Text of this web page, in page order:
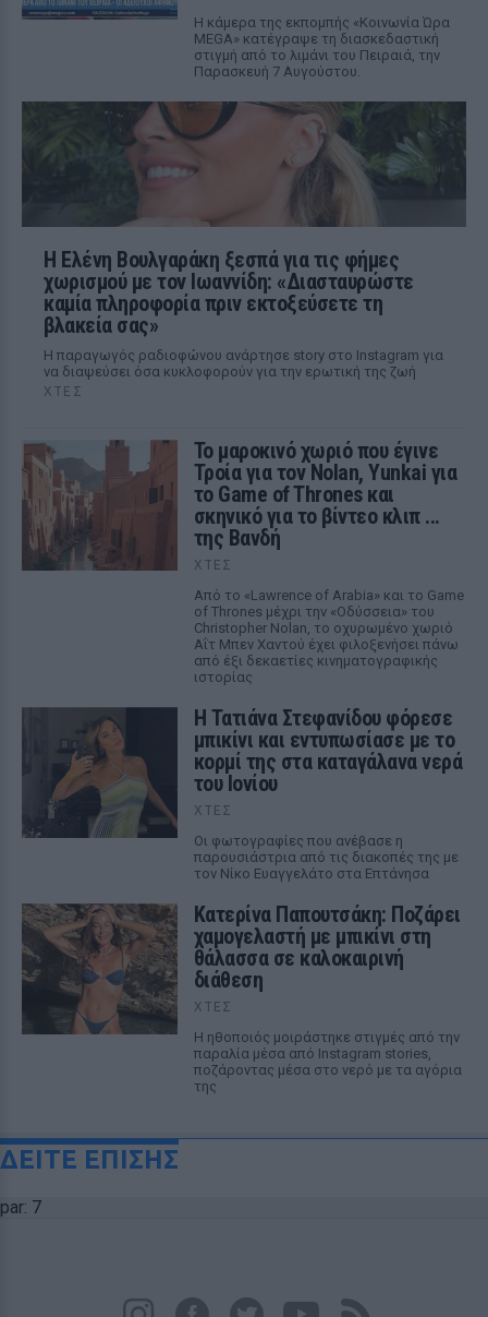
Η κάμερα της εκπομπής «Κοινωνία Ώρα
MEGA» κατέγραψε τη διασκεδαστική
στιγμή από το λιμάνι του Πειραιά, την
Παρασκευή 7 Αυγούστου.
Η Ελένη Βουλγαράκη ξεσπά για τις φήμες
χωρισμού με τον Ιωαννίδη: «Διασταυρώστε
καμία πληροφορία πριν εκτοξεύσετε τη
βλακεία σας»
Η παραγωγός ραδιοφώνου ανάρτησε story στο Instagram για
να διαψεύσει όσα κυκλοφορούν για την ερωτική της ζωή
ΧΤΕΣ
Το μαροκινό χωριό που έγινε
Τροία για τον Nolan, Yunkai για
το Game of Thrones και
σκηνικό για το βίντεο κλιπ ...
της Βανδή
ΧΤΕΣ
Από το «Lawrence of Arabia» και το Game
of Thrones μέχρι την «Οδύσσεια» του
Christopher Nolan, το οχυρωμένο χωριό
Αΐτ Μπεν Χαντού έχει φιλοξενήσει πάνω
από έξι δεκαετίες κινηματογραφικής
ιστορίας
Η Τατιάνα Στεφανίδου φόρεσε
μπικίνι και εντυπωσίασε με το
κορμί της στα καταγάλανα νερά
του Ιονίου
ΧΤΕΣ
Οι φωτογραφίες που ανέβασε η
παρουσιάστρια από τις διακοπές της με
τον Νίκο Ευαγγελάτο στα Επτάνησα
Κατερίνα Παπουτσάκη: Ποζάρει
χαμογελαστή με μπικίνι στη
θάλασσα σε καλοκαιρινή
διάθεση
ΧΤΕΣ
Η ηθοποιός μοιράστηκε στιγμές από την
παραλία μέσα από Instagram stories,
ποζάροντας μέσα στο νερό με τα αγόρια
της
ΔΕΙΤΕ ΕΠΙΣΗΣ
par: 7